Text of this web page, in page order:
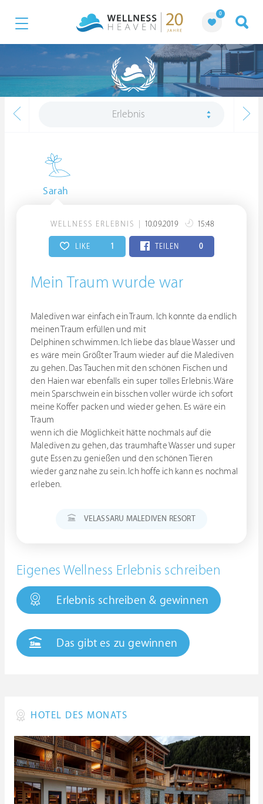
0
Erlebnis
Sarah
WELLNESS ERLEBNIS 10.09.2019 15:48
LIKE 1 TEILEN 0
Mein Traum wurde war
Malediven war einfach ein Traum. Ich konnte da endlich
meinen Traum erfüllen und mit
Delphinen schwimmen. Ich liebe das blaue Wasser und
es wäre mein Größter Traum wieder auf die Malediven
zu gehen. Das Tauchen mit den schönen Fischen und
den Haien war ebenfalls ein super tolles Erlebnis. Wäre
mein Sparschwein ein bisschen voller würde ich sofort
meine Koffer packen und wieder gehen. Es wäre ein
Traum
wenn ich die Möglichkeit hätte nochmals auf die
Malediven zu gehen, das traumhafte Wasser und super
gute Essen zu genießen und den schönen Tieren
wieder ganz nahe zu sein. Ich hoffe ich kann es nochmal
erleben.
VELASSARU MALEDIVEN RESORT
Eigenes Wellness Erlebnis schreiben
Erlebnis schreiben & gewinnen
Das gibt es zu gewinnen
HOTEL DES MONATS